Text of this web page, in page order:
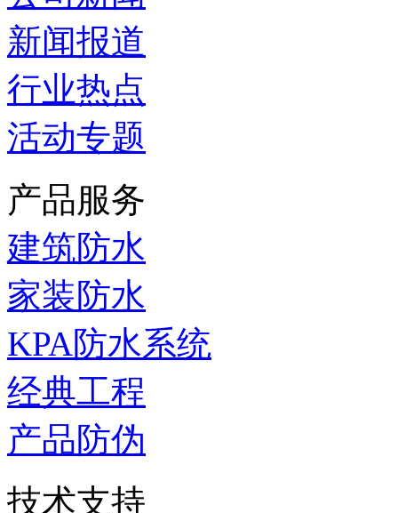
新闻报道
行业热点
活动专题
产品服务
建筑防水
家装防水
KPA防水系统
经典工程
产品防伪
技术支持